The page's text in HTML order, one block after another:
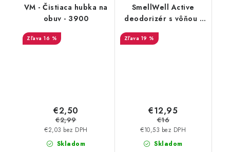
VM - Čistiaca hubka na
obuv - 3900
16 %
Skladom
€2,03 bez DPH
€2,50
€2,99
SmellWell Active
deodorizér s vôňou -
Black Zebra
19 %
Skladom
€10,53 bez DPH
€12,95
€16